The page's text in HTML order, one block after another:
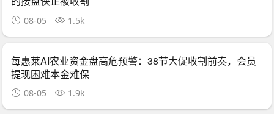
08-05 1.5k
每惠莱AI农业资金盘高危预警：38节大促收割前奏，会员
提现困难本金难保
08-05 1.9k